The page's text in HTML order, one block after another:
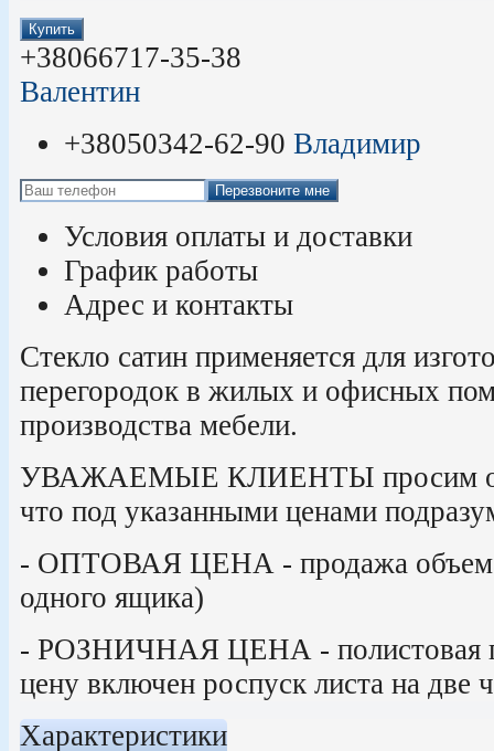
Купить
+38066717-35-38
Валентин
+38050342-62-90 Владимир
Перезвоните мне
Условия оплаты и доставки
График работы
Адрес и контакты
Стекло сатин применяется для
перегородок в жилых и офисных
производства мебели.
УВАЖАЕМЫЕ КЛИЕНТЫ просим
что под указанными ценами
- ОПТОВАЯ ЦЕНА - продажа объема
одного ящика)
- РОЗНИЧНАЯ ЦЕНА - полистовая
цену включен роспуск листа на две
Характеристики